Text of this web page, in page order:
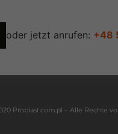
oder jetzt anrufen: +48
Problast.com.pl – Alle Rechte